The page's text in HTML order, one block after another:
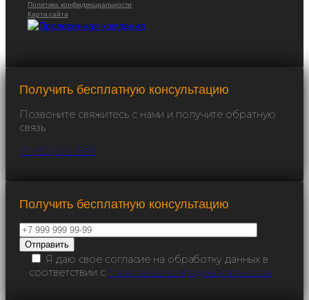
Политика конфиденциальности
Карта сайта
Получить бесплатную консультацию
Позвоните свяжитесь с нами и получите обратную
связь
+7 (922) 510-18-18
Получить бесплатную консультацию
Я даю свое согласие на обработку данных в
соответствии с политикой конфиденциальности